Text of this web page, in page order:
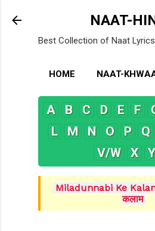
Skip to main
NAAT-
Best Collection of Naat
HOME NAAT-
A B C D E F
L
M N O P Q
V/W
X Y
Miladunnabi Ke Kalam
कलाम